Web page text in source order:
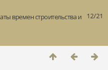
12/21
времен строительства и